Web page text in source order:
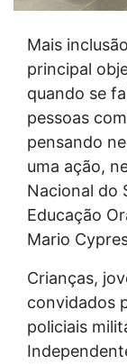
Mais
principal
quando se
pessoas
pensando
uma ação,
Nacional do
Educação
Mario
Crianças,
convidados
policiais